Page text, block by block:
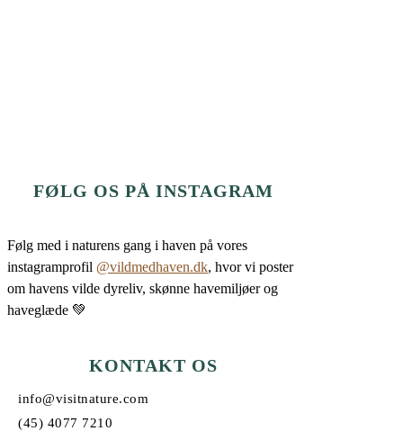
FØLG OS PÅ INSTAGRAM
Følg med i naturens gang i haven på vores
instagramprofil @vildmedhaven.dk, hvor vi poster
om havens vilde dyreliv, skønne havemiljøer og
haveglæde 💚
KONTAKT OS
info@visitnature.com
(45) 4077 7210